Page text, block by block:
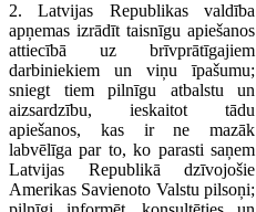
2. Latvijas Republikas valdība
apņemas izrādīt taisnīgu apiešanos
attiecībā uz brīvprātīgajiem
darbiniekiem un viņu īpašumu;
sniegt tiem pilnīgu atbalstu un
aizsardzību, ieskaitot tādu
apiešanos, kas ir ne mazāk
labvēlīga par to, ko parasti saņem
Latvijas Republikā dzīvojošie
Amerikas Savienoto Valstu pilsoņi;